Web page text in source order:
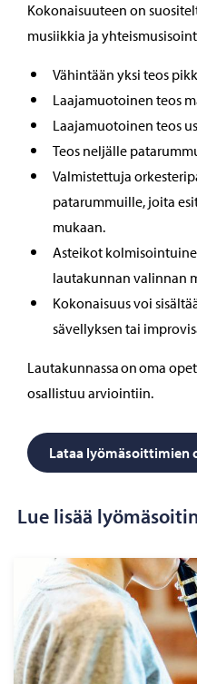
Kokonaisuuteen on
musiikkia ja
Vähintään yksi teos
Laajamuotoinen teos
Laajamuotoinen teos
Teos neljälle
Valmistettuja
patarummuille, joita
mukaan.
Asteikot
lautakunnan valinnan
Kokonaisuus voi
sävellyksen tai
Lautakunnassa on oma
osallistuu arviointiin.
Lataa lyömäsoittimien
Lue lisää